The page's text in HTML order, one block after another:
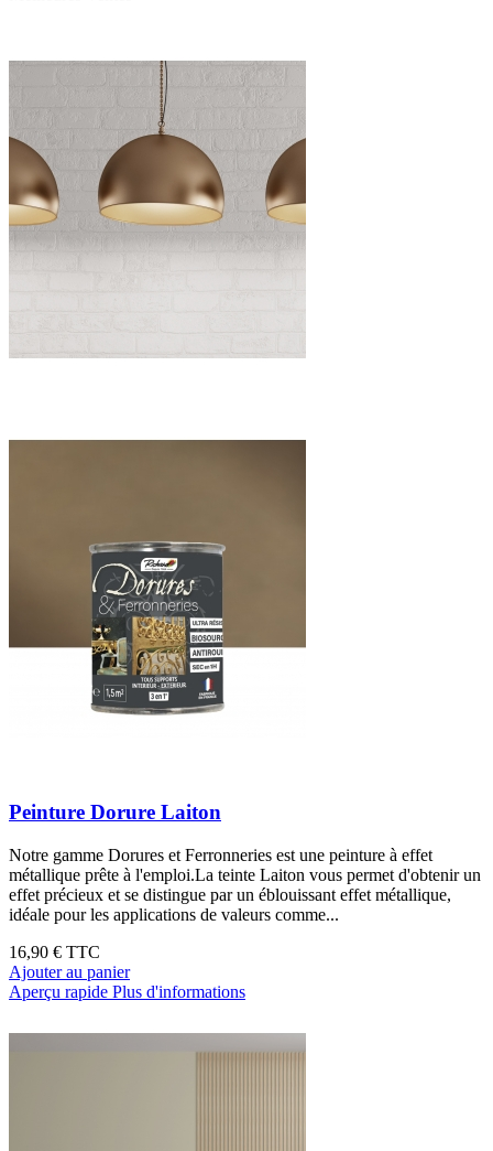
Peinture Dorure Laiton
Notre gamme Dorures et Ferronneries est une peinture à effet
métallique prête à l'emploi.La teinte Laiton vous permet d'obtenir un
effet précieux et se distingue par un éblouissant effet métallique,
idéale pour les applications de valeurs comme...
16,90 € TTC
Ajouter au panier
Aperçu rapide Plus d'informations